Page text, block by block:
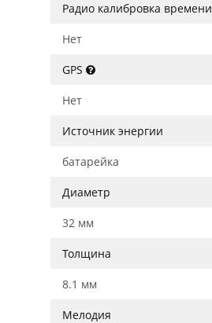
Радио калибровка времени
Нет
GPS
Нет
Источник энергии
батарейка
Диаметр
32 мм
Толщина
8.1 мм
Мелодия